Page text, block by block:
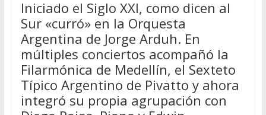
Iniciado el Siglo XXI, como dicen al
Sur «curró» en la Orquesta
Argentina de Jorge Arduh. En
múltiples conciertos acompañó la
Filarmónica de Medellín, el Sexteto
Típico Argentino de Pivatto y ahora
integró su propia agrupación con